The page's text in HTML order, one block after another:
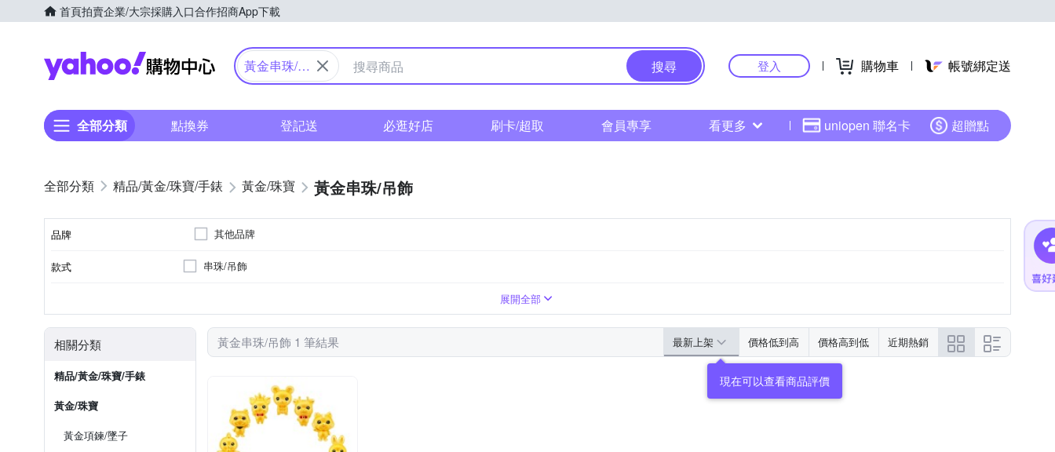
首頁拍賣企業/大宗採購入口合作招商App下載
Yahoo購物中心
黃金串珠/吊
搜尋 登入 購物車 帳號綁定送
全部分類 點換券 登記送 必逛好店 刷卡/超取 會員專享 看更多 uniopen 聯名卡 超贈點
精品/黃金/珠寶/手錶 黃金/珠寶 黃金串珠/吊飾
品牌 其他品牌
款式 串珠/吊飾
展開全部
相關分類
精品/黃金/珠寶/手錶
黃金/珠寶
黃金項鍊/墜子
黃金串珠/吊飾 1 筆結果 最新上架 價格低到高 價格高到低 近期熱銷
現在可以查看商品評價